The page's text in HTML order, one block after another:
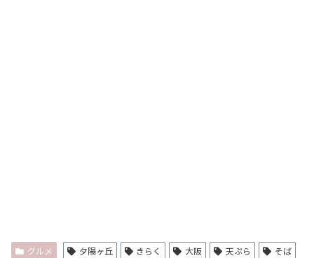
グルメ 夕陽ヶ丘 きらく 大阪 天ぷら
そば